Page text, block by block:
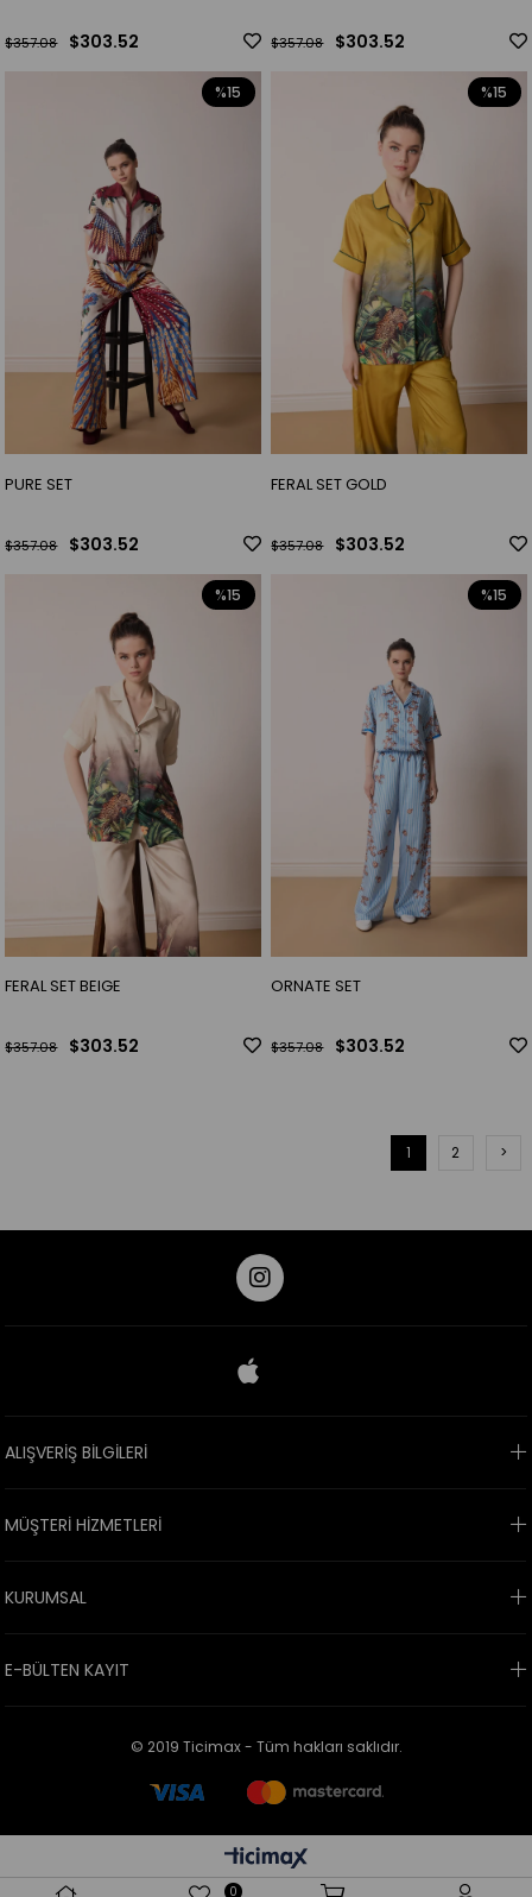
$303.52
$357.08 $303.52
$357.08
PURE SET
$303.52
$357.08
%15
FERAL SET GOLD
$303.52
$357.08
%15
FERAL SET BEIGE
$303.52
$357.08
%15
ORNATE SET
$303.52
$357.08
%15
1 2 >
ALIŞVERİŞ BİLGİLERİ
MÜŞTERİ HİZMETLERİ
KURUMSAL
E-BÜLTEN KAYIT
© 2019 Ticimax - Tüm hakları saklıdır.
0